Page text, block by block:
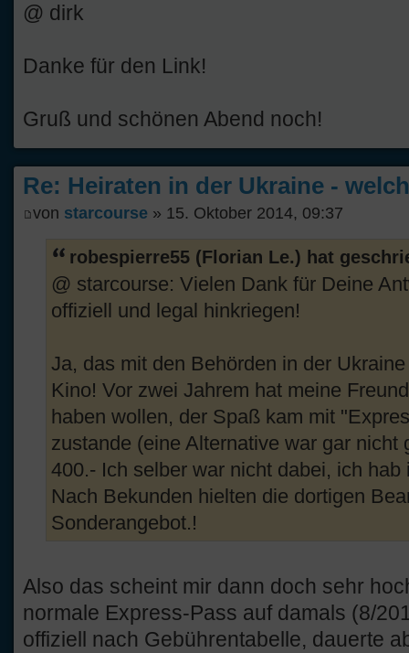
@ dirk
Danke für den Link!
Gruß und schönen Abend noch!
Re: Heiraten in der Ukraine -
von starcourse » 15. Oktober 2014, 09:37
robespierre55 (Florian Le.) hat
@ starcourse: Vielen Dank für Deine
offiziell und legal hinkriegen!
Ja, das mit den Behörden in der
Kino! Vor zwei Jahrem hat meine
haben wollen, der Spaß kam mit
zustande (eine Alternative war gar nicht
400.- Ich selber war nicht dabei, ich
Nach Bekunden hielten die dortigen
Sonderangebot.!
Also das scheint mir dann doch sehr
normale Express-Pass auf damals (8/
offiziell nach Gebührentabelle, dauerte